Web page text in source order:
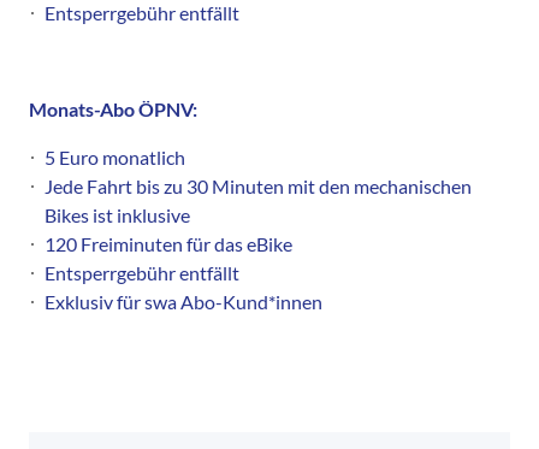
Entsperrgebühr entfällt
Monats-Abo ÖPNV:
5 Euro monatlich
Jede Fahrt bis zu 30 Minuten mit den mechanischen
Bikes ist inklusive
120 Freiminuten für das eBike
Entsperrgebühr entfällt
Exklusiv für swa Abo-Kund*innen